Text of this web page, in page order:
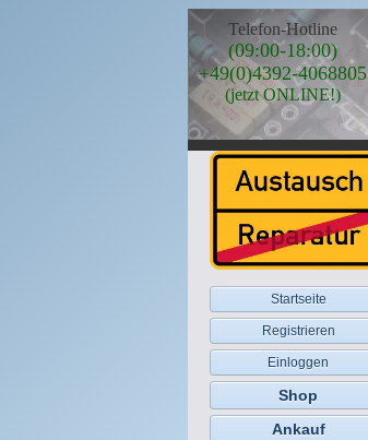
Telefon-Hotline
(09:00-18:00)
+49(0)4392-4068805
(jetzt ONLINE!)
Startseite
Registrieren
Einloggen
Shop
Ankauf